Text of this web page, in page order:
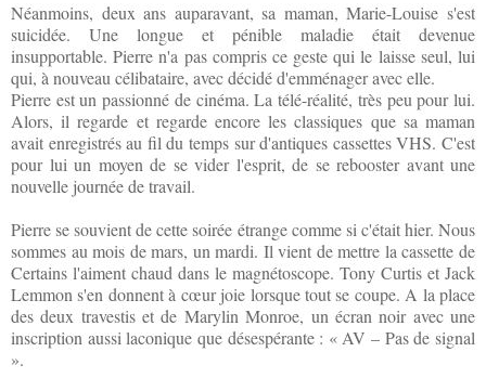
Néanmoins, deux ans auparavant, sa maman, Marie-Louise s'est
suicidée. Une longue et pénible maladie était devenue
insupportable. Pierre n'a pas compris ce geste qui le laisse seul, lui
qui, à nouveau célibataire, avec décidé d'emménager avec elle.
Pierre est un passionné de cinéma. La télé-réalité, très peu pour lui.
Alors, il regarde et regarde encore les classiques que sa maman
avait enregistrés au fil du temps sur d'antiques cassettes VHS. C'est
pour lui un moyen de se vider l'esprit, de se rebooster avant une
nouvelle journée de travail.
Pierre se souvient de cette soirée étrange comme si c'était hier. Nous
sommes au mois de mars, un mardi. Il vient de mettre la cassette de
Certains l'aiment chaud dans le magnétoscope. Tony Curtis et Jack
Lemmon s'en donnent à cœur joie lorsque tout se coupe. A la place
des deux travestis et de Marylin Monroe, un écran noir avec une
inscription aussi laconique que désespérante : « AV – Pas de signal
».